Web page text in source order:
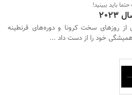
روزهای سخت کرونا و دوره‌های قرنطینه
خود را از دست داد ...